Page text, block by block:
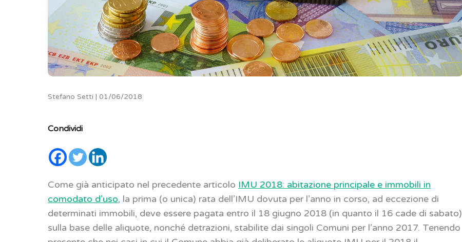
Stefano Setti | 01/06/2018
Condividi
Come già anticipato nel precedente articolo IMU 2018: abitazione principale e immobili in
comodato d’uso, la prima (o unica) rata dell’IMU dovuta per l’anno in corso, ad eccezione di
determinati immobili, deve essere pagata entro il 18 giugno 2018 (in quanto il 16 cade di sabato)
sulla base delle aliquote, nonché detrazioni, stabilite dai singoli Comuni per l’anno 2017. Tenendo